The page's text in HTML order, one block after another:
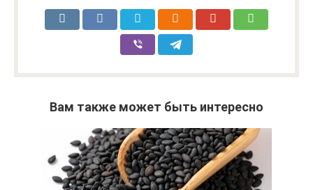
Вам также может быть интересно